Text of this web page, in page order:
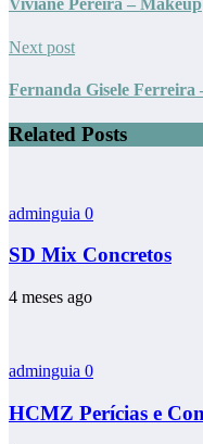
Viviane Pereira – Makeup
Next post
Fernanda Gisele Ferreira
Related Posts
adminguia 0
SD Mix Concretos
4 meses ago
adminguia 0
HCMZ Perícias e